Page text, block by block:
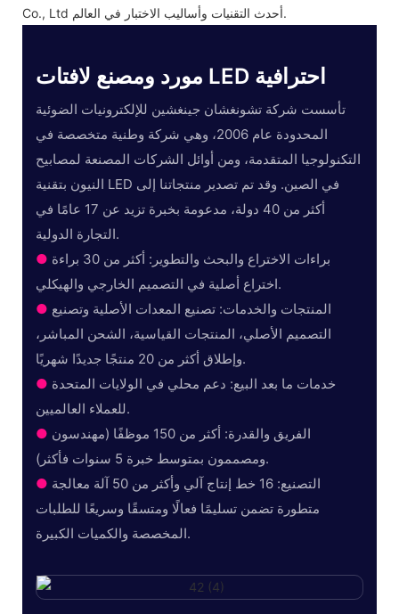
Co., Ltd أحدث التقنيات وأساليب الاختبار في العالم.
مورد ومصنع لافتات LED احترافية
تأسست شركة تشونغشان جينغشين للإلكترونيات الضوئية
المحدودة عام 2006، وهي شركة وطنية متخصصة في
التكنولوجيا المتقدمة، ومن أوائل الشركات المصنعة لمصابيح
النيون بتقنية LED في الصين. وقد تم تصدير منتجاتنا إلى
أكثر من 40 دولة، مدعومة بخبرة تزيد عن 17 عامًا في
التجارة الدولية.
●
اختراع أصلية في التصميم الخارجي والهيكلي.
●
التصميم الأصلي، المنتجات القياسية، الشحن المباشر،
وإطلاق أكثر من 20 منتجًا جديدًا شهريًا.
●
للعملاء العالميين.
●
ومصممون بمتوسط ​​خبرة 5 سنوات فأكثر).
●
متطورة تضمن تسليمًا فعالًا ومتسقًا وسريعًا للطلبات
المخصصة والكميات الكبيرة.